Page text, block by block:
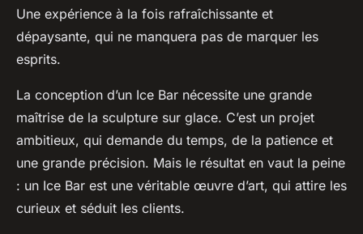
Une expérience à la fois rafraîchissante et
dépaysante, qui ne manquera pas de marquer les
esprits.
La conception d’un Ice Bar nécessite une grande
maîtrise de la sculpture sur glace. C’est un projet
ambitieux, qui demande du temps, de la patience et
une grande précision. Mais le résultat en vaut la peine
: un Ice Bar est une véritable œuvre d’art, qui attire les
curieux et séduit les clients.